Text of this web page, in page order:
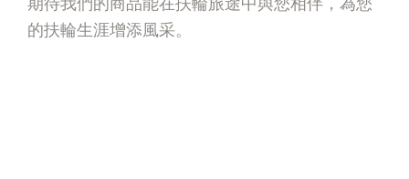
期待我們的商品能在扶輪旅途中與您相伴，為您
的扶輪生涯增添風采。